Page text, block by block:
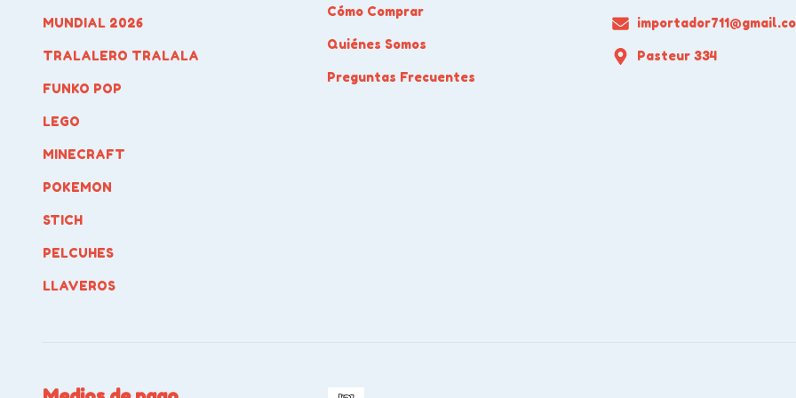
MUNDIAL 2026
TRALALERO TRALALA
FUNKO POP
LEGO
MINECRAFT
POKEMON
STICH
PELCUHES
LLAVEROS
Cómo Comprar
Quiénes Somos
Preguntas Frecuentes
Pasteur 334